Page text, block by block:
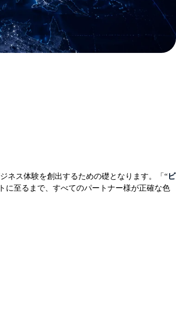
ネス体験を創出するための礎となります。「“ビ
に至るまで、すべてのパートナー様が正確な色